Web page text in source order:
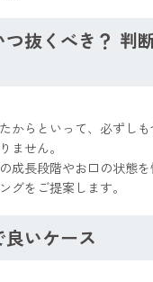
抜くべき？ 判
からといって、必ずし
ません。
成長段階やお口の状態
グをご提案します。
いケース